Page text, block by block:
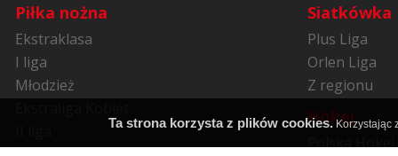
Piłka nożna
Ekstraklasa
I liga
Młodzież
Siatkówka
Plus Liga
Orlen Liga
Z regionu
Hokej
Polska Hokej
Ta strona korzysta z plików cookies. Korzystając